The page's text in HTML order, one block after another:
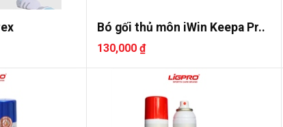
Bó gối thủ môn iWin Keepa Pr..
130,000 ₫